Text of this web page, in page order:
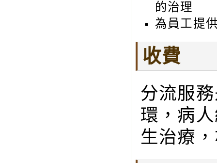
的治理
為員工提
收費
分流服
環，病
生治療